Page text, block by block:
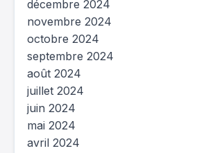
décembre 2024
novembre 2024
octobre 2024
septembre 2024
août 2024
juillet 2024
juin 2024
mai 2024
avril 2024